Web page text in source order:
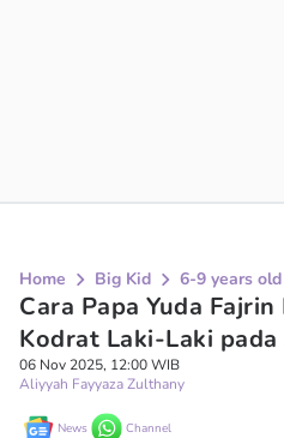
Home Big Kid 6-9 years old
Cara Papa Yuda
Kodrat Laki-Laki pada
06 Nov 2025, 12:00 WIB
Aliyyah Fayyaza Zulthany
News Channel